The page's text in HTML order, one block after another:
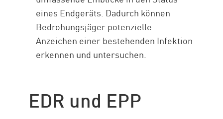
eines Endgeräts. Dadurch können
Bedrohungsjäger potenzielle
Anzeichen einer bestehenden Infektion
erkennen und untersuchen.
EDR und EPP